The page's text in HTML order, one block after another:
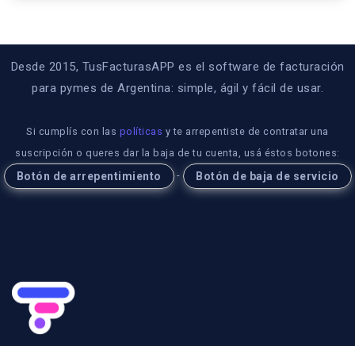
Desde 2015, TusFacturasAPP es el software de facturación
para pymes de Argentina: simple, ágil y fácil de usar.
Si cumplís con las políticas y te arrepentiste de contratar una
suscripción o queres dar la baja de tu cuenta, usá éstos botones:
Botón de arrepentimiento - Botón de baja de servicio